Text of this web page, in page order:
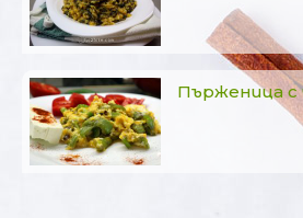
Пърженица с